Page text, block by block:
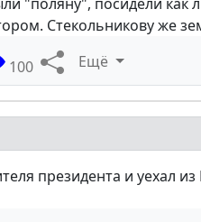
Стекольникову же
100 Ещё
президента и уехал